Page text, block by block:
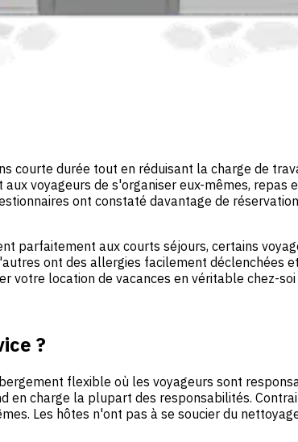
courte durée tout en réduisant la charge de
voyageurs de s'organiser eux-mêmes, repas
ont constaté davantage de
parfaitement aux courts séjours, certains
ont des allergies facilement déclenchées
votre location de vacances en véritable chez-
?
flexible où les voyageurs sont
en charge la plupart des responsabilités.
Les hôtes n'ont pas à se soucier du